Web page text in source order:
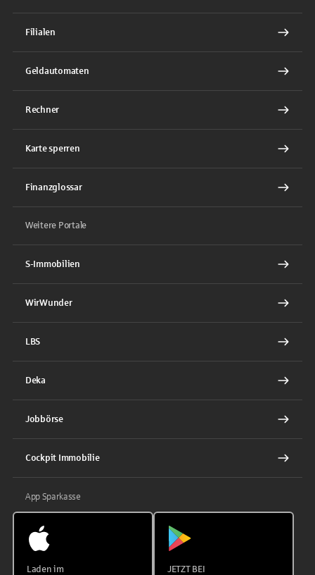
Filialen
Geldautomaten
Rechner
Karte sperren
Finanzglossar
Weitere Portale
S-Immobilien
WirWunder
LBS
Deka
Jobbörse
Cockpit Immobilie
App Sparkasse
Laden im JETZT BEI